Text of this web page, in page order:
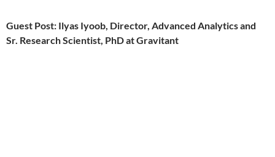
Guest Post: Ilyas Iyoob, Director, Advanced Analytics and
Sr. Research Scientist, PhD at Gravitant